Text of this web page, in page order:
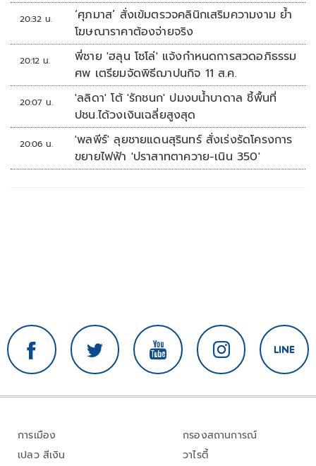
20:32 น.
‘ศุภมาส’ สั่งเข้มตรวจคลินิกเสริมความงาม ย้ำ
โฆษณาราคาต้องจ่ายจริง
20:12 น.
พี่ชาย 'ฮลุน โซโล่' แจ้งกำหนดการสวดอภิธรรม
ศพ เตรียมจัดพิธีฌาปนกิจ 11 ส.ค.
20:07 น.
'ลลิดา' โต้ 'รักชนก' ปมงบน้ำบาดาล ชี้พื้นที่
ปชน.ได้วงเงินเฉลี่ยสูงสุด
20:06 น.
'พลพีร์' ลุยชายแดนสุรินทร์ สั่งเร่งรัดโครงการ
ขยายไฟฟ้า 'ปราสาทตาควาย-เนิน 350'
การเมือง
เปลว สีเงิน
กรองสถานการณ์
วาไรตี้